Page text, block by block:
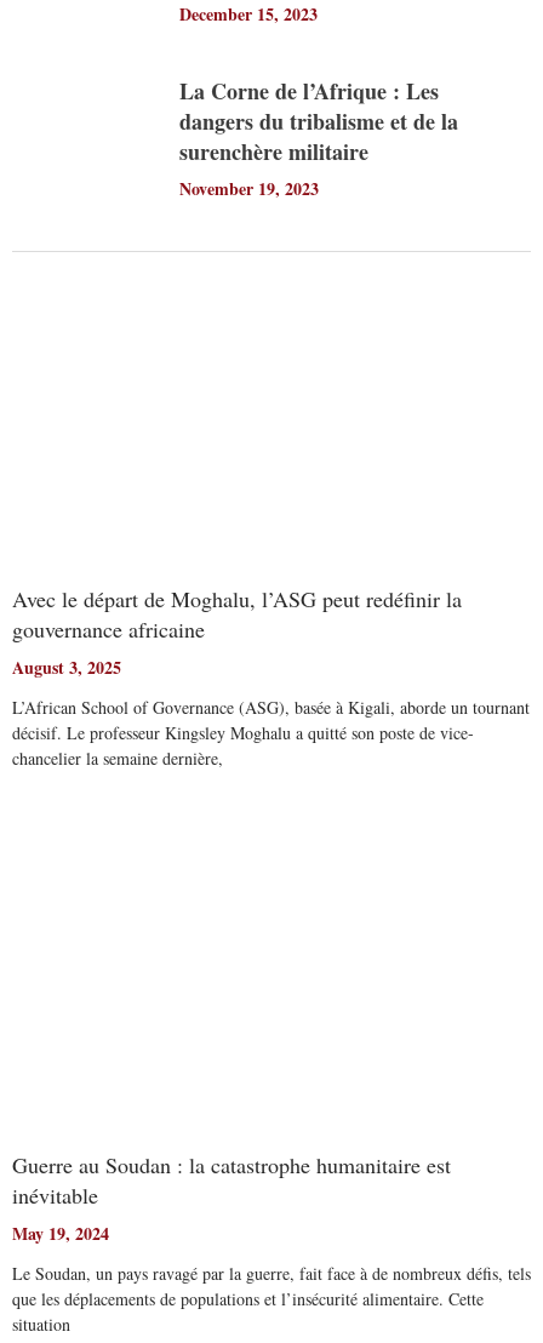
December 15, 2023
La Corne de l’Afrique : Les
dangers du tribalisme et de la
surenchère militaire
November 19, 2023
Avec le départ de Moghalu, l’ASG peut redéfinir la
gouvernance africaine
August 3, 2025
L’African School of Governance (ASG), basée à Kigali, aborde un tournant
décisif. Le professeur Kingsley Moghalu a quitté son poste de vice-
chancelier la semaine dernière,
Guerre au Soudan : la catastrophe humanitaire est
inévitable
May 19, 2024
Le Soudan, un pays ravagé par la guerre, fait face à de nombreux défis, tels
que les déplacements de populations et l’insécurité alimentaire. Cette
situation